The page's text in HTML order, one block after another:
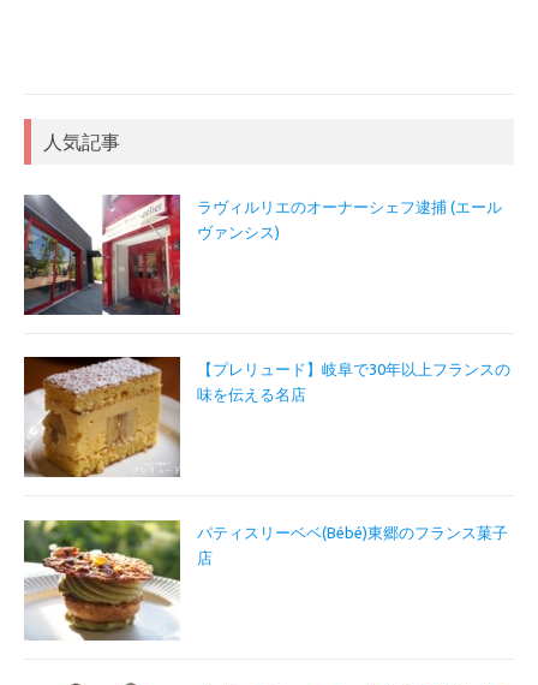
人気記事
ラヴィルリエのオーナーシェフ逮捕 (エール
ヴァンシス)
【プレリュード】岐阜で30年以上フランスの
味を伝える名店
パティスリーベベ(Bébé)東郷のフランス菓子
店